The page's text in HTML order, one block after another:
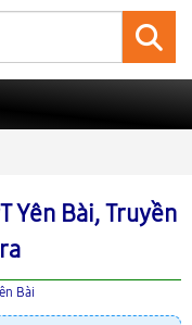
Yên Bài, Truyền
Bài